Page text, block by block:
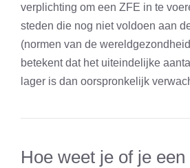
verplichting om een ZFE in te
steden die nog niet voldoen aan
(normen van de
betekent dat het uiteindelijke
lager is dan oorspronkelijk
Hoe weet je of je